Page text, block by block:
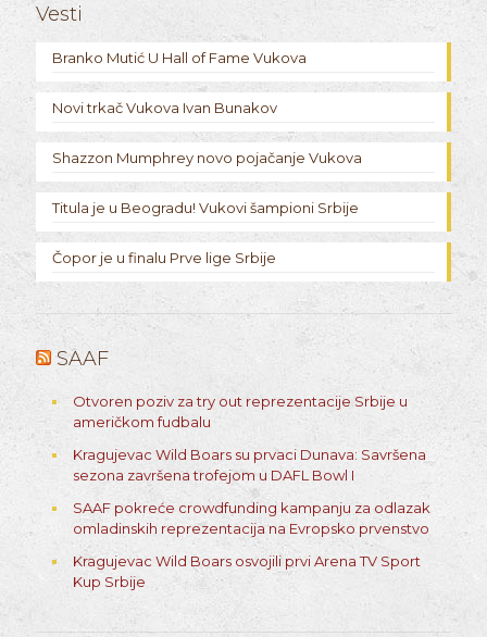
Vesti
Branko Mutić U Hall of Fame Vukova
Novi trkač Vukova Ivan Bunakov
Shazzon Mumphrey novo pojačanje Vukova
Titula je u Beogradu! Vukovi šampioni Srbije
Čopor je u finalu Prve lige Srbije
SAAF
Otvoren poziv za try out reprezentacije Srbije u
američkom fudbalu
Kragujevac Wild Boars su prvaci Dunava: Savršena
sezona završena trofejom u DAFL Bowl I
SAAF pokreće crowdfunding kampanju za odlazak
omladinskih reprezentacija na Evropsko prvenstvo
Kragujevac Wild Boars osvojili prvi Arena TV Sport
Kup Srbije